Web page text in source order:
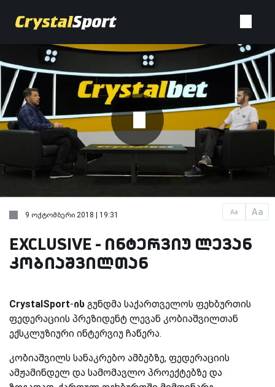
Aa Aa
9 ოქტომბერი 2018 | 19:31
EXCLUSIVE - ინტერვიუ ლევან
კობიაშვილთან
CrystalSport-ის გუნდმა საქართველოს ფეხბურთის
ფედერაციის პრეზიდენტ ლევან კობიაშვილთან
ექსკლუზიური ინტერვიუ ჩაწერა.
კობიაშვილს სანაკრებო ამბებზე, ფედერაციის
ამჟამინდელ და სამომავლო პროექტებზე და